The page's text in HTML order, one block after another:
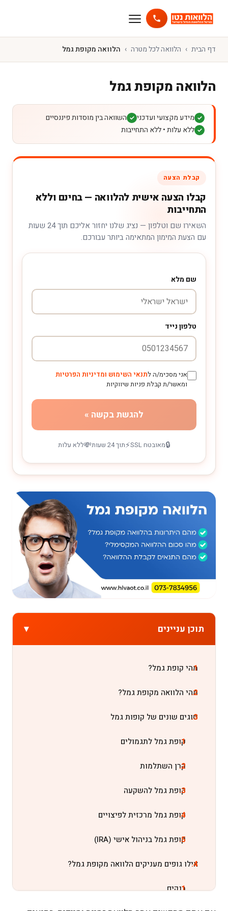
דף הבית הלוואה לכל מטרה הלוואה מקופת גמל
הלוואה מקופת גמל
✓ מידע מקצועי ועדכני ✓ השוואה בין מוסדות פיננסיים
✓ ללא עלות • ללא התחייבות
קבלת הצעה
קבלו הצעה אישית להלוואה — בחינם וללא
התחייבות
השאירו שם וטלפון — נציג שלנו יחזור אליכם תוך 24 שעות
עם הצעת המימון המתאימה ביותר עבורכם.
שם מלא
טלפון נייד
אני מסכימ/ה לתנאי השימוש ומדיניות הפרטיות
ומאשר/ת קבלת פניות שיווקיות
להגשת בקשה »
🔒מאובטח SSL ⚡תוך 24 שעות 💸ללא עלות
תוכן עניינים ▾
מהי קופת גמל?
מהי הלוואה מקופת גמל?
סוגים שונים של קופות גמל
קופת גמל לתגמולים
קרן השתלמות
קופת גמל להשקעה
קופת גמל מרכזית לפיצויים
קופת גמל בניהול אישי (IRA)
אילו גופים מעניקים הלוואה מקופת גמל?
בנקים